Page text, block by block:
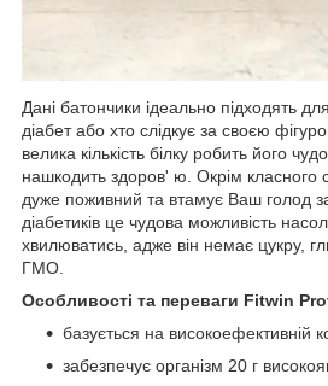
Дані батончики ідеально підходять
діабет або хто слідкує за своєю
велика кількість білку робить його
нашкодить здоров' ю. Окрім класного
дуже поживний та втамує Ваш голод
діабетиків це чудова можливість
хвилюватись, адже він немає цукру,
ГМО.
Особливості та переваги Fitwin
базується на високоефективній
забезпечує організм 20 г